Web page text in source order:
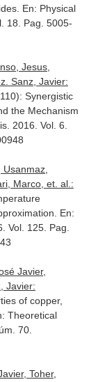
En: Physical
18. Pag. 5005-
Jesus,
Sanz, Javier:
Synergistic
the Mechanism
. 2016. Vol. 6.
Marco, et. al.:
En:
Vol. 125. Pag.
Javier,
Javier:
of copper,
Theoretical
70.
Toher,